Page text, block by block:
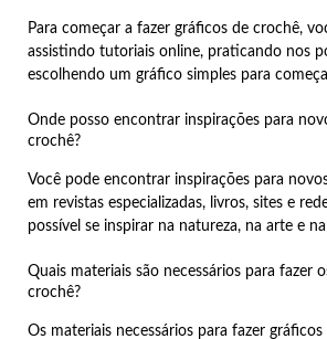
Para começar a fazer gráficos de crochê,
assistindo tutoriais online, praticando nos
escolhendo um gráfico simples para
Onde posso encontrar inspirações para
crochê?
Você pode encontrar inspirações para
em revistas especializadas, livros, sites e
possível se inspirar na natureza, na arte e
Quais materiais são necessários para fazer
crochê?
Os materiais necessários para fazer